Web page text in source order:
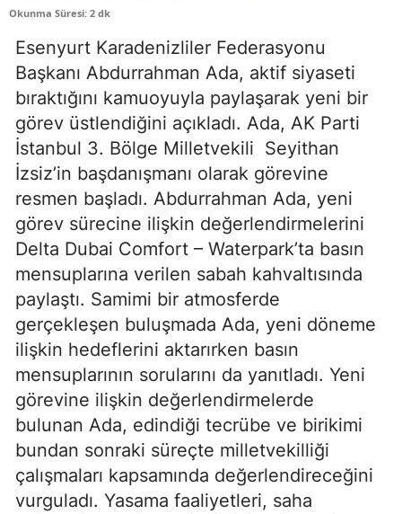
Okunma Süresi: 2 dk
Esenyurt Karadenizliler Federasyonu
Başkanı Abdurrahman Ada, aktif siyaseti
bıraktığını kamuoyuyla paylaşarak yeni bir
görev üstlendiğini açıkladı. Ada, AK Parti
İstanbul 3. Bölge Milletvekili Seyithan
İzsiz’in başdanışmanı olarak görevine
resmen başladı. Abdurrahman Ada, yeni
görev sürecine ilişkin değerlendirmelerini
Delta Dubai Comfort – Waterpark’ta basın
mensuplarına verilen sabah kahvaltısında
paylaştı. Samimi bir atmosferde
gerçekleşen buluşmada Ada, yeni döneme
ilişkin hedeflerini aktarırken basın
mensuplarının sorularını da yanıtladı. Yeni
görevine ilişkin değerlendirmelerde
bulunan Ada, edindiği tecrübe ve birikimi
bundan sonraki süreçte milletvekilliği
çalışmaları kapsamında değerlendireceğini
vurguladı. Yasama faaliyetleri, saha